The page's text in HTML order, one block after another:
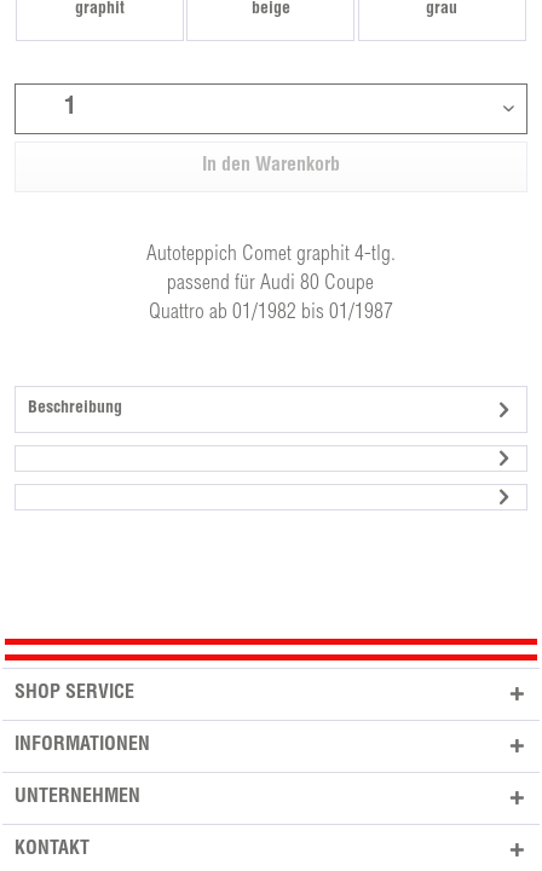
Autoteppich Comet graphit 4-tlg.
passend für Audi 80 Coupe
Quattro ab 01/1982 bis 01/1987
graphit beige grau
In den Warenkorb
Beschreibung
SHOP SERVICE
INFORMATIONEN
UNTERNEHMEN
KONTAKT